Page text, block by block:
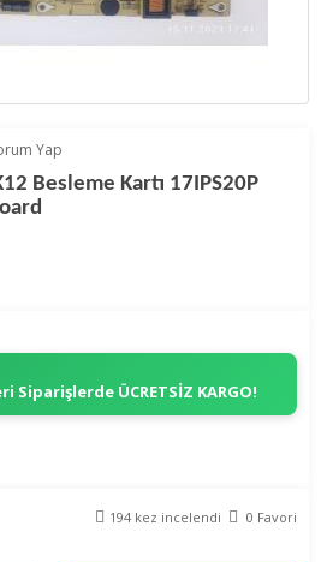
Yap
Besleme Kartı 17IPS20P
Siparişlerde ÜCRETSİZ KARGO!
194 kez incelendi 0 Favori